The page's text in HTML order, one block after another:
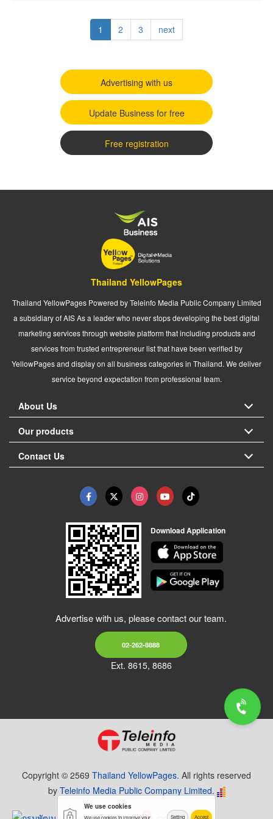
Current
page
1 Page
2 Page
3
Next
page
next
Advertising with us
Update Business for free
Free registration
Thailand YellowPages
Thailand YellowPages Powered by Teleinfo Media Public Company Limited
a subsidiary of AIS As a leader who never stops developing the best digital
marketing services through website platform that including products and
services from trusted entrepreneur list that have been verified by
YellowPages and display on all business categories in Thailand. We deliver
service beyond expectation from professional team.
About Us
Our products
Contact Us
Download Application
Advertise with us, please contact our team.
02-262-8888
Ext. 8615, 8686
Copyright © 2569 Thailand YellowPages. All rights reserved
by Teleinfo Media Public Company Limited.
We use cookies
We use cookies to improve your Setting Accept